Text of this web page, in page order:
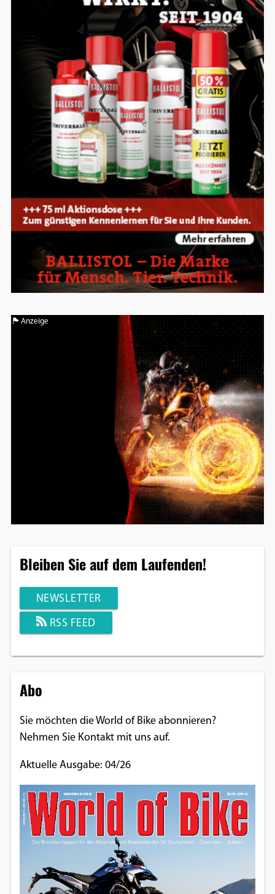
Anzeige
Bleiben Sie auf dem Laufenden!
NEWSLETTER
RSS FEED
Abo
Sie möchten die World of Bike abonnieren?
Nehmen Sie Kontakt mit uns auf.
Aktuelle Ausgabe: 04/26